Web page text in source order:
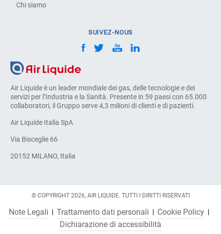
Air Liquide è un leader mondiale dei gas, delle tecnologie e dei
servizi per l’Industria e la Sanità. Presente in 59 paesi con 65.000
collaboratori, il Gruppo serve 4,3 milioni di clienti e di pazienti.
Air Liquide Italia SpA
Via Bisceglie 66
20152 MILANO, Italia
Chi siamo
SUIVEZ-NOUS
© COPYRIGHT 2026, AIR LIQUIDE. TUTTI I DIRITTI RISERVATI
Note Legali Trattamento dati personali
Cookie Policy
Dichiarazione di accessibilità